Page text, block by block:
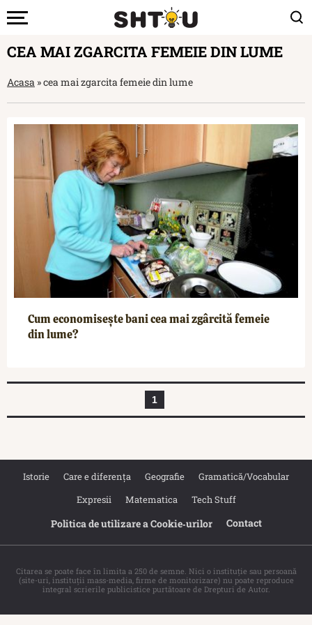
CEA MAI ZGARCITA FEMEIE DIN LUME
Acasa »cea mai zgarcita femeie din lume
Cum economisește bani cea mai zgârcită femeie
din lume?
1
Istorie Care e diferența Geografie
Gramatică/Vocabular
Expresii
Matematica Tech Stuff
Politica de utilizare a Cookie‐urilor Contact
Citarea se poate face în limita a 250 de semne. Nici o instituţie sau persoană
(site-uri, instituţii mass-media, firme de monitorizare) nu poate reproduce
integral scrierile publicistice purtătoare de Drepturi de Autor.